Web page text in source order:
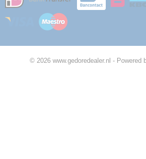
© 2026 www.gedoredealer.nl - Powered